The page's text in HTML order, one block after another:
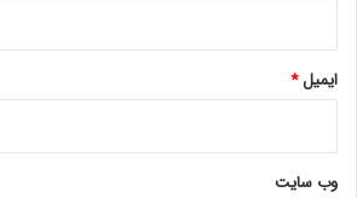
ایمیل*
وب‌ سایت